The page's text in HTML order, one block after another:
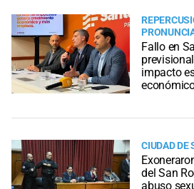
Fallo en
impacto
CIUDAD DE
del San
abuso